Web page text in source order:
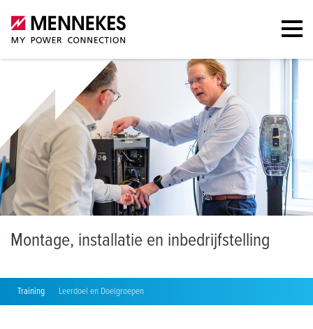
Montage, installatie en inbedrijfstelling
Training Leerdoel en Doelgroepen